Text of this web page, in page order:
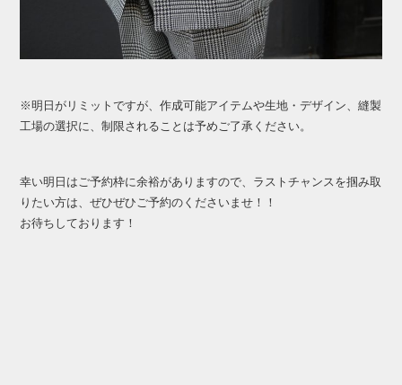
※明日がリミットですが、作成可能アイテムや生地・デザイン、縫製
工場の選択に、制限されることは予めご了承ください。
幸い明日はご予約枠に余裕がありますので、ラストチャンスを掴み取
りたい方は、ぜひぜひご予約のくださいませ！！
お待ちしております！